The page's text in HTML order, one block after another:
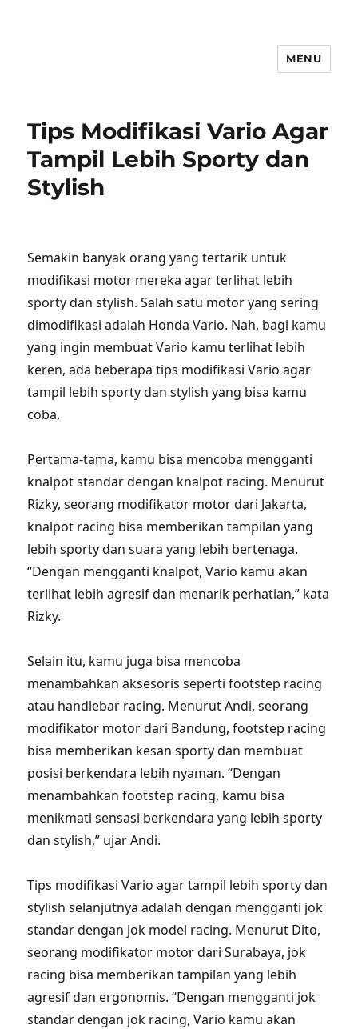
MENU
Tips Modifikasi Vario Agar
Tampil Lebih Sporty dan
Stylish
Semakin banyak orang yang tertarik untuk
modifikasi motor mereka agar terlihat lebih
sporty dan stylish. Salah satu motor yang sering
dimodifikasi adalah Honda Vario. Nah, bagi kamu
yang ingin membuat Vario kamu terlihat lebih
keren, ada beberapa tips modifikasi Vario agar
tampil lebih sporty dan stylish yang bisa kamu
coba.
Pertama-tama, kamu bisa mencoba mengganti
knalpot standar dengan knalpot racing. Menurut
Rizky, seorang modifikator motor dari Jakarta,
knalpot racing bisa memberikan tampilan yang
lebih sporty dan suara yang lebih bertenaga.
“Dengan mengganti knalpot, Vario kamu akan
terlihat lebih agresif dan menarik perhatian,” kata
Rizky.
Selain itu, kamu juga bisa mencoba
menambahkan aksesoris seperti footstep racing
atau handlebar racing. Menurut Andi, seorang
modifikator motor dari Bandung, footstep racing
bisa memberikan kesan sporty dan membuat
posisi berkendara lebih nyaman. “Dengan
menambahkan footstep racing, kamu bisa
menikmati sensasi berkendara yang lebih sporty
dan stylish,” ujar Andi.
Tips modifikasi Vario agar tampil lebih sporty dan
stylish selanjutnya adalah dengan mengganti jok
standar dengan jok model racing. Menurut Dito,
seorang modifikator motor dari Surabaya, jok
racing bisa memberikan tampilan yang lebih
agresif dan ergonomis. “Dengan mengganti jok
standar dengan jok racing, Vario kamu akan